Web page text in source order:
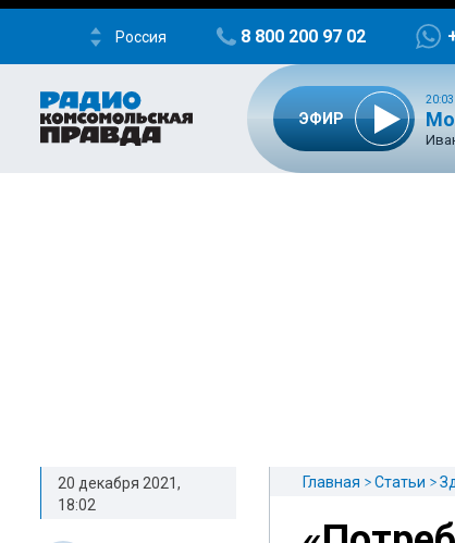
Россия 8 800 200 97 02
ЭФИР
20:03
Главная Статьи
20 декабря 2021,
18:02